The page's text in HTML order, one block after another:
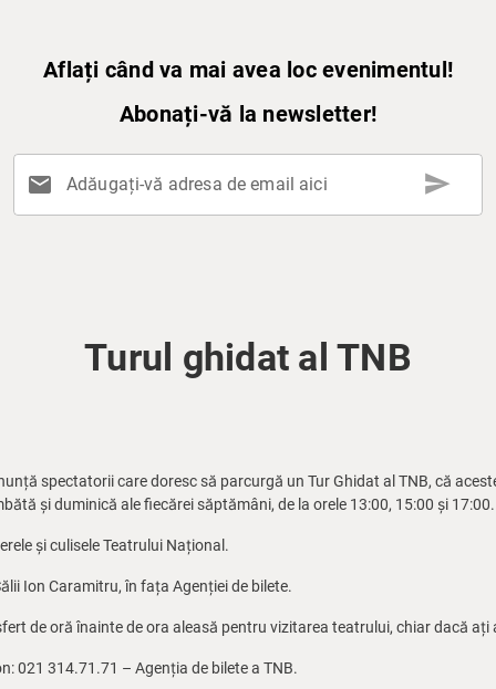
Aflați când va mai avea loc evenimentul!
Abonați-vă la newsletter!
mail Adăugați-vă adresa de email aici send
Turul ghidat al TNB
spectatorii care doresc să parcurgă un Tur Ghidat al TNB, că
și duminică ale fiecărei săptămâni, de la orele 13:00, 15:00 și 17:00.
și culisele Teatrului Național.
Ion Caramitru, în fața Agenției de bilete.
de oră înainte de ora aleasă pentru vizitarea teatrului, chiar dacă ați
021 314.71.71 – Agenția de bilete a TNB.